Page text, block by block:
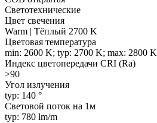
Светотехнические
Цвет свечения
Warm | Тёплый 2700 K
Цветовая температура
min: 2600 K; typ: 2700 K; max: 2800 K
Индекс цветопередачи CRI (Ra)
>90
Угол излучения
typ: 140 °
Световой поток на 1м
typ: 780 lm/m